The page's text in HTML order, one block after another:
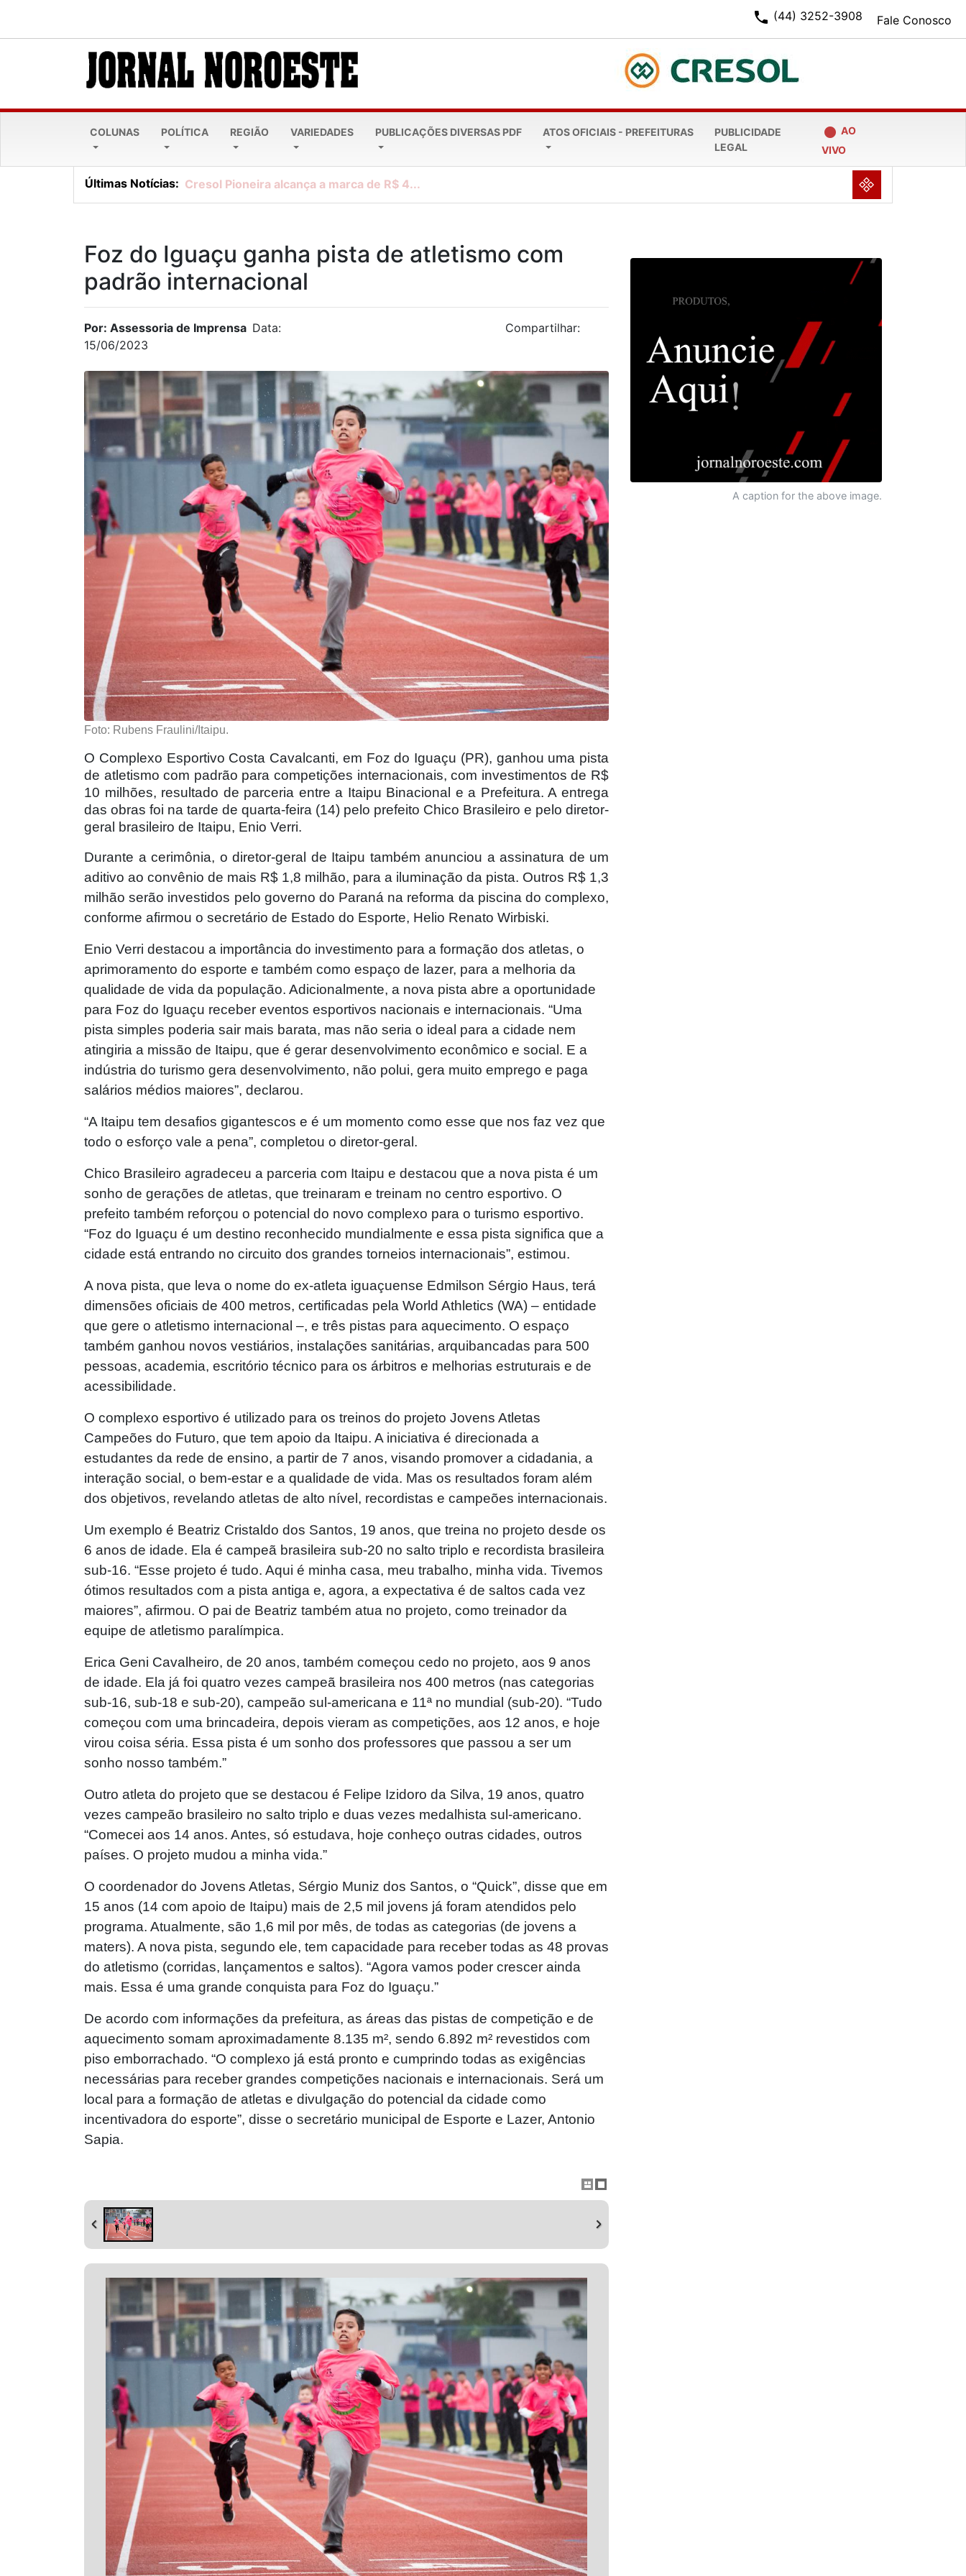
Fale Conosco
phone (44) 3252-3908
COLUNAS POLÍTICA REGIÃO VARIEDADES PUBLICAÇÕES DIVERSAS PDF ATOS OFICIAIS - PREFEITURAS
PUBLICIDADE
LEGAL
fiber_manual_record AO
VIVO
Últimas Notícias: Cresol Pioneira alcança a marca de R$ 4... NULL
Foz do Iguaçu ganha pista de atletismo com
padrão internacional
Por: Assessoria de Imprensa Data:
15/06/2023
Compartilhar:
Foto: Rubens Fraulini/Itaipu.
O Complexo Esportivo Costa Cavalcanti, em Foz do Iguaçu (PR), ganhou uma pista
de atletismo com padrão para competições internacionais, com investimentos de R$
10 milhões, resultado de parceria entre a Itaipu Binacional e a Prefeitura. A entrega
das obras foi na tarde de quarta-feira (14) pelo prefeito Chico Brasileiro e pelo diretor-
geral brasileiro de Itaipu, Enio Verri.
Durante a cerimônia, o diretor-geral de Itaipu também anunciou a assinatura de um
aditivo ao convênio de mais R$ 1,8 milhão, para a iluminação da pista. Outros R$ 1,3
milhão serão investidos pelo governo do Paraná na reforma da piscina do complexo,
conforme afirmou o secretário de Estado do Esporte, Helio Renato Wirbiski.
Enio Verri destacou a importância do investimento para a formação dos atletas, o
aprimoramento do esporte e também como espaço de lazer, para a melhoria da
qualidade de vida da população. Adicionalmente, a nova pista abre a oportunidade
para Foz do Iguaçu receber eventos esportivos nacionais e internacionais. “Uma
pista simples poderia sair mais barata, mas não seria o ideal para a cidade nem
atingiria a missão de Itaipu, que é gerar desenvolvimento econômico e social. E a
indústria do turismo gera desenvolvimento, não polui, gera muito emprego e paga
salários médios maiores”, declarou.
“A Itaipu tem desafios gigantescos e é um momento como esse que nos faz vez que
todo o esforço vale a pena”, completou o diretor-geral.
Chico Brasileiro agradeceu a parceria com Itaipu e destacou que a nova pista é um
sonho de gerações de atletas, que treinaram e treinam no centro esportivo. O
prefeito também reforçou o potencial do novo complexo para o turismo esportivo.
“Foz do Iguaçu é um destino reconhecido mundialmente e essa pista significa que a
cidade está entrando no circuito dos grandes torneios internacionais”, estimou.
A nova pista, que leva o nome do ex-atleta iguaçuense Edmilson Sérgio Haus, terá
dimensões oficiais de 400 metros, certificadas pela World Athletics (WA) – entidade
que gere o atletismo internacional –, e três pistas para aquecimento. O espaço
também ganhou novos vestiários, instalações sanitárias, arquibancadas para 500
pessoas, academia, escritório técnico para os árbitros e melhorias estruturais e de
acessibilidade.
O complexo esportivo é utilizado para os treinos do projeto Jovens Atletas
Campeões do Futuro, que tem apoio da Itaipu. A iniciativa é direcionada a
estudantes da rede de ensino, a partir de 7 anos, visando promover a cidadania, a
interação social, o bem-estar e a qualidade de vida. Mas os resultados foram além
dos objetivos, revelando atletas de alto nível, recordistas e campeões internacionais.
Um exemplo é Beatriz Cristaldo dos Santos, 19 anos, que treina no projeto desde os
6 anos de idade. Ela é campeã brasileira sub-20 no salto triplo e recordista brasileira
sub-16. “Esse projeto é tudo. Aqui é minha casa, meu trabalho, minha vida. Tivemos
ótimos resultados com a pista antiga e, agora, a expectativa é de saltos cada vez
maiores”, afirmou. O pai de Beatriz também atua no projeto, como treinador da
equipe de atletismo paralímpica.
Erica Geni Cavalheiro, de 20 anos, também começou cedo no projeto, aos 9 anos
de idade. Ela já foi quatro vezes campeã brasileira nos 400 metros (nas categorias
sub-16, sub-18 e sub-20), campeão sul-americana e 11ª no mundial (sub-20). “Tudo
começou com uma brincadeira, depois vieram as competições, aos 12 anos, e hoje
virou coisa séria. Essa pista é um sonho dos professores que passou a ser um
sonho nosso também.”
Outro atleta do projeto que se destacou é Felipe Izidoro da Silva, 19 anos, quatro
vezes campeão brasileiro no salto triplo e duas vezes medalhista sul-americano.
“Comecei aos 14 anos. Antes, só estudava, hoje conheço outras cidades, outros
países. O projeto mudou a minha vida.”
O coordenador do Jovens Atletas, Sérgio Muniz dos Santos, o “Quick”, disse que em
15 anos (14 com apoio de Itaipu) mais de 2,5 mil jovens já foram atendidos pelo
programa. Atualmente, são 1,6 mil por mês, de todas as categorias (de jovens a
maters). A nova pista, segundo ele, tem capacidade para receber todas as 48 provas
do atletismo (corridas, lançamentos e saltos). “Agora vamos poder crescer ainda
mais. Essa é uma grande conquista para Foz do Iguaçu.”
De acordo com informações da prefeitura, as áreas das pistas de competição e de
aquecimento somam aproximadamente 8.135 m², sendo 6.892 m² revestidos com
piso emborrachado. “O complexo já está pronto e cumprindo todas as exigências
necessárias para receber grandes competições nacionais e internacionais. Será um
local para a formação de atletas e divulgação do potencial da cidade como
incentivadora do esporte”, disse o secretário municipal de Esporte e Lazer, Antonio
Sapia.
A caption for the above image.